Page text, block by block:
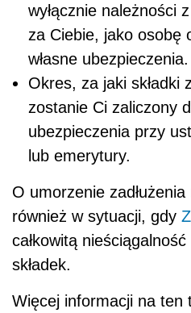
wyłącznie należności
za Ciebie, jako osobę
własne ubezpieczenia.
Okres, za jaki składki
zostanie Ci zaliczony
ubezpieczenia przy
lub emerytury.
O umorzenie
również w sytuacji, gdy
całkowitą
składek.
Więcej informacji na ten